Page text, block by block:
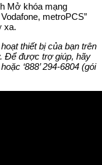
Mở khóa mạng
metroPCS”
xa.
thiết bị của bạn trên
Để được trợ giúp, hãy
‘888’ 294-6804 (gói